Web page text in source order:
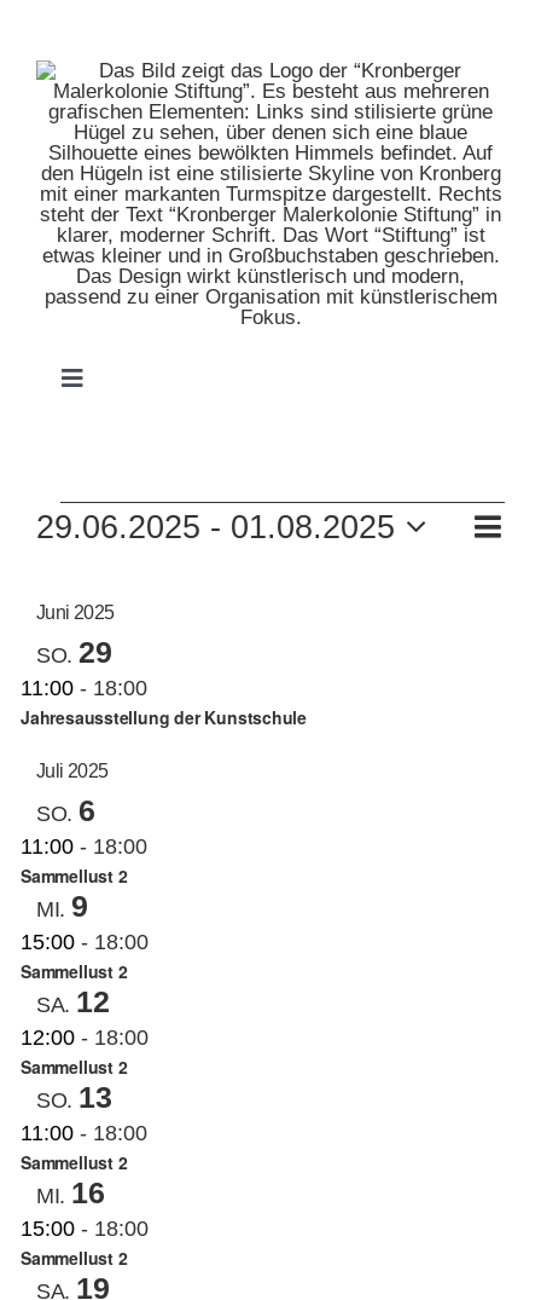
springen
Toggle
MUSEUM
KUNSTSCHULE
KRONBERGER MALERKOLONIE
SUCHE
NACH:
VERANSTALTUNGEN
29.06.2025 - 01.08.2025
auswählen.
Juni 2025
SO. 29
11:00 - 18:00
Jahresausstellung der Kunstschule
Juli 2025
SO. 6
11:00 - 18:00
Sammellust 2
MI. 9
15:00 - 18:00
Sammellust 2
SA. 12
12:00 - 18:00
Sammellust 2
SO. 13
11:00 - 18:00
Sammellust 2
MI. 16
15:00 - 18:00
Sammellust 2
SA. 19